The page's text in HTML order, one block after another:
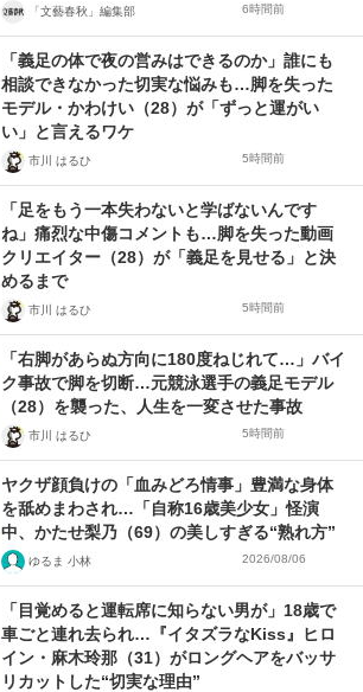
「文藝春秋」編集部 6時間前
「義足の体で夜の営みはできるのか」誰にも
相談できなかった切実な悩みも…脚を失った
モデル・かわけい（28）が「ずっと運がい
い」と言えるワケ
市川 はるひ 5時間前
「足をもう一本失わないと学ばないんです
ね」痛烈な中傷コメントも…脚を失った動画
クリエイター（28）が「義足を見せる」と決
めるまで
市川 はるひ 5時間前
「右脚があらぬ方向に180度ねじれて…」バイ
ク事故で脚を切断…元競泳選手の義足モデル
（28）を襲った、人生を一変させた事故
市川 はるひ 5時間前
ヤクザ顔負けの「血みどろ情事」豊満な身体
を舐めまわされ…「自称16歳美少女」怪演
中、かたせ梨乃（69）の美しすぎる“熟れ方”
ゆるま 小林 2026/08/06
「目覚めると運転席に知らない男が」18歳で
車ごと連れ去られ…『イタズラなKiss』ヒロ
イン・麻木玲那（31）がロングヘアをバッサ
リカットした“切実な理由”